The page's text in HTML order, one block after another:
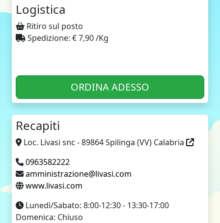
Logistica
Ritiro sul posto
Spedizione: € 7,90 /Kg
ORDINA ADESSO
Recapiti
Loc. Livasi snc - 89864 Spilinga (VV) Calabria
0963582222
amministrazione@livasi.com
www.livasi.com
Lunedì/Sabato: 8:00-12:30 - 13:30-17:00
Domenica: Chiuso